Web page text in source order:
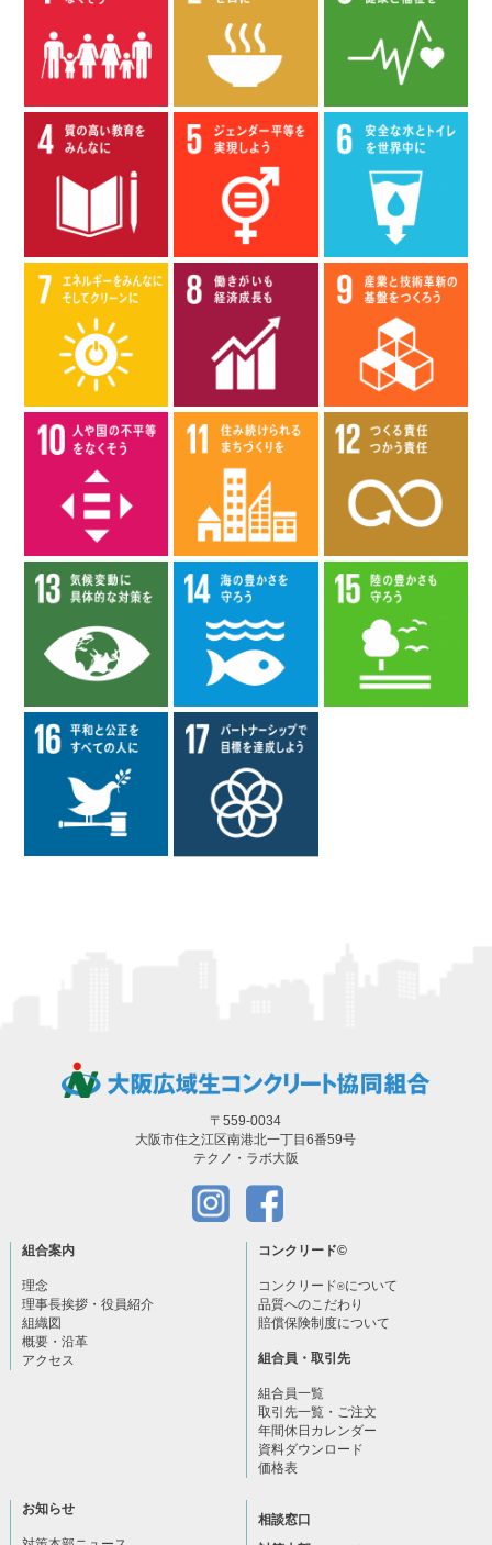
〒559-0034
大阪市住之江区南港北一丁目6番59号
テクノ・ラボ大阪
組合案内
理念
理事長挨拶・役員紹介
組織図
概要・沿革
アクセス
コンクリード©
コンクリード®について
品質へのこだわり
賠償保険制度について
組合員・取引先
組合員一覧
取引先一覧・ご注文
年間休日カレンダー
資料ダウンロード
価格表
お知らせ
相談窓口